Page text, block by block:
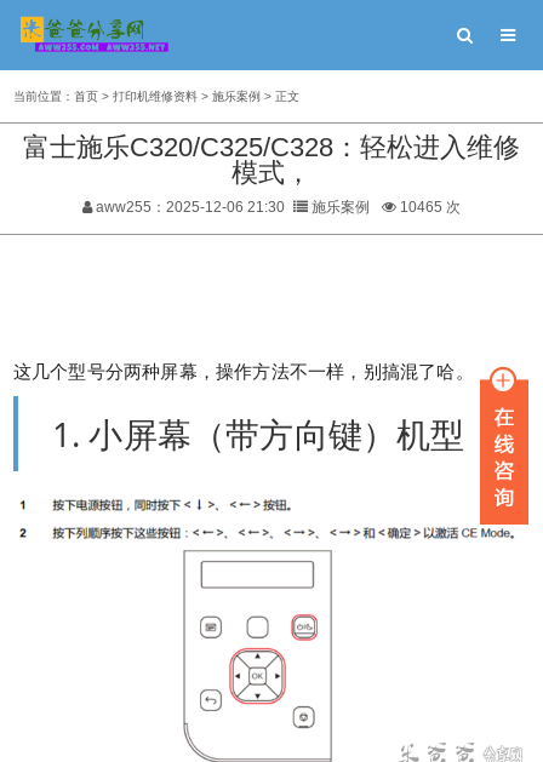
当前位置： 首页> 打印机维修资料> 施乐案例 > 正文
富士施乐C320/C325/C328：轻松进入维修
模式，
aww255：2025-12-06 21:30 施乐案例 10465 次
这几个型号分两种屏幕，操作方法不一样，别搞混了哈。
1. 小屏幕（带方向键）机型